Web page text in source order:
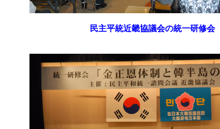
民主平統近畿協議会の統一研修会